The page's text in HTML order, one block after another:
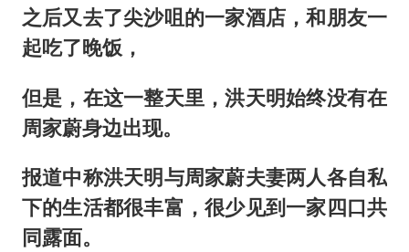
之后又去了尖沙咀的一家酒店，和朋友一
起吃了晚饭，
但是，在这一整天里，洪天明始终没有在
周家蔚身边出现。
报道中称洪天明与周家蔚夫妻两人各自私
下的生活都很丰富，很少见到一家四口共
同露面。